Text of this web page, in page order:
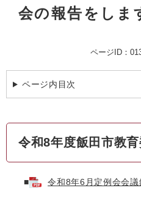
会の報告をしま
ページID：
ページ内目次
令和8年度飯田市教
■ 令和8年6月定例会会議